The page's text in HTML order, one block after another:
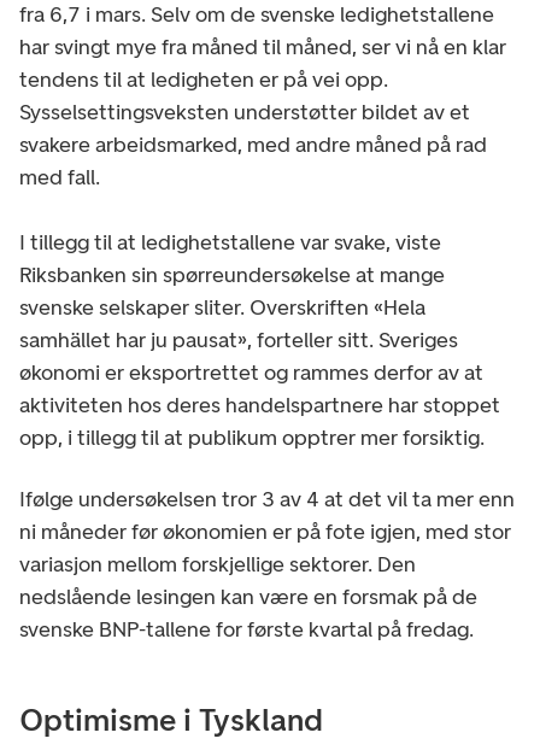
fra 6,7 i mars. Selv om de svenske ledighetstallene
har svingt mye fra måned til måned, ser vi nå en klar
tendens til at ledigheten er på vei opp.
Sysselsettingsveksten understøtter bildet av et
svakere arbeidsmarked, med andre måned på rad
med fall.
I tillegg til at ledighetstallene var svake, viste
Riksbanken sin spørreundersøkelse at mange
svenske selskaper sliter. Overskriften «Hela
samhället har ju pausat», forteller sitt. Sveriges
økonomi er eksportrettet og rammes derfor av at
aktiviteten hos deres handelspartnere har stoppet
opp, i tillegg til at publikum opptrer mer forsiktig.
Ifølge undersøkelsen tror 3 av 4 at det vil ta mer enn
ni måneder før økonomien er på fote igjen, med stor
variasjon mellom forskjellige sektorer. Den
nedslående lesingen kan være en forsmak på de
svenske BNP-tallene for første kvartal på fredag.
Optimisme i Tyskland